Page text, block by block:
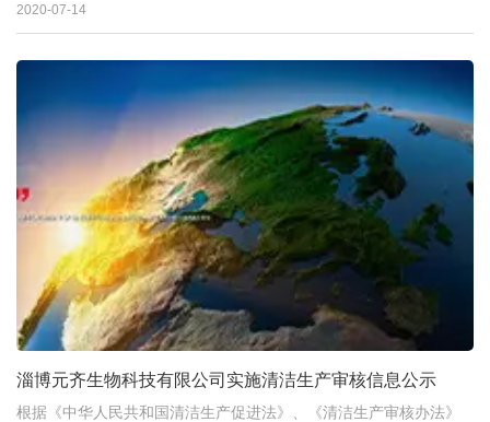
2020-07-14
淄博元齐生物科技有限公司实施清洁生产审核信息公示
根据《中华人民共和国清洁生产促进法》、《清洁生产审核办法》